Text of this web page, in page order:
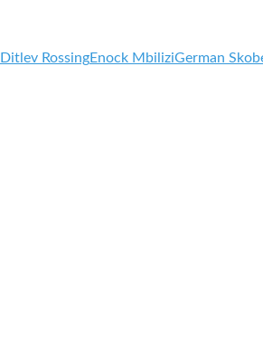
Ditlev RossingEnock MbiliziGerman